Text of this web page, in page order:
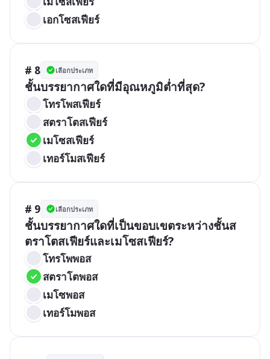
เอกโซสเฟียร์
# 8 เลือกประเภท
ชั้นบรรยากาศใดที่มีอุณหภูมิต่ำที่สุด?
โทรโพสเฟียร์
สตราโตสเฟียร์
เมโซสเฟียร์
เทอร์โมสเฟียร์
# 9 เลือกประเภท
ชั้นบรรยากาศใดที่เป็นขอบเขตระหว่างชั้นส
ตราโตสเฟียร์และเมโซสเฟียร์?
โทรโพพอส
สตราโตพอส
เมโซพอส
เทอร์โมพอส